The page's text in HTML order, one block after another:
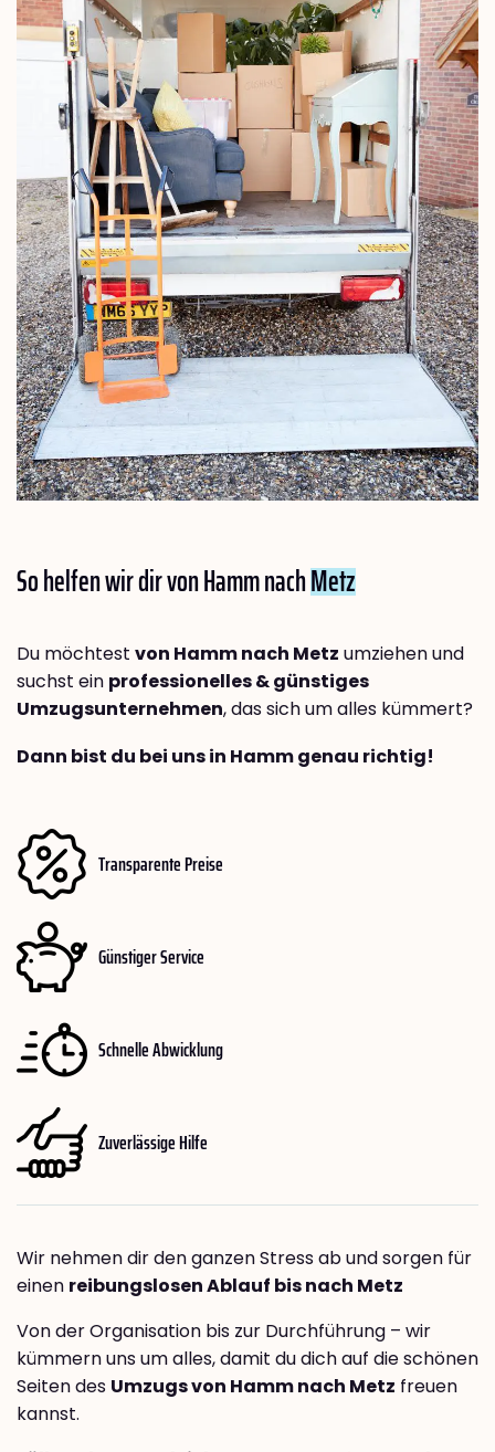
So helfen wir dir von Hamm nachMetz
Du möchtest von Hamm nach Metz umziehen und
suchst ein professionelles & günstiges
Umzugsunternehmen, das sich um alles kümmert?
Dann bist du bei uns in Hamm genau richtig!
Transparente Preise
Günstiger Service
Schnelle Abwicklung
Zuverlässige Hilfe
Wir nehmen dir den ganzen Stress ab und sorgen für
einen reibungslosen Ablauf bis nach Metz
Von der Organisation bis zur Durchführung – wir
kümmern uns um alles, damit du dich auf die schönen
Seiten des Umzugs von Hamm nach Metz freuen
kannst.